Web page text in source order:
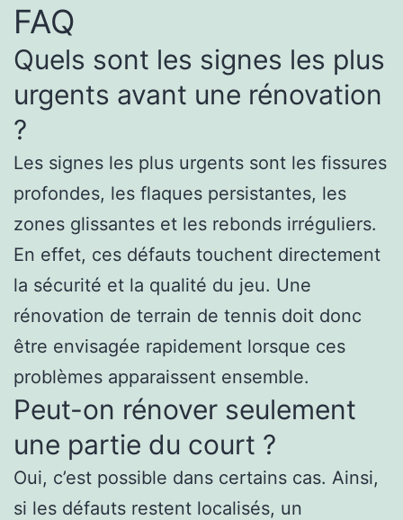
FAQ
Quels sont les signes les plus
urgents avant une rénovation
?
Les signes les plus urgents sont les fissures
profondes, les flaques persistantes, les
zones glissantes et les rebonds irréguliers.
En effet, ces défauts touchent directement
la sécurité et la qualité du jeu. Une
rénovation de terrain de tennis doit donc
être envisagée rapidement lorsque ces
problèmes apparaissent ensemble.
Peut-on rénover seulement
une partie du court ?
Oui, c’est possible dans certains cas. Ainsi,
si les défauts restent localisés, un